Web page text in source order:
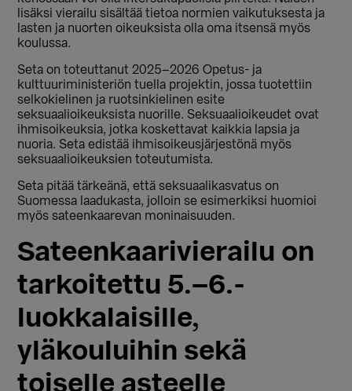
lisäksi vierailu sisältää tietoa normien vaikutuksesta ja
lasten ja nuorten oikeuksista olla oma itsensä myös
koulussa.
Seta on toteuttanut 2025–2026 Opetus- ja
kulttuuriministeriön tuella projektin, jossa tuotettiin
selkokielinen ja ruotsinkielinen esite
seksuaalioikeuksista nuorille. Seksuaalioikeudet ovat
ihmisoikeuksia, jotka koskettavat kaikkia lapsia ja
nuoria. Seta edistää ihmisoikeusjärjestönä myös
seksuaalioikeuksien toteutumista.
Seta pitää tärkeänä, että seksuaalikasvatus on
Suomessa laadukasta, jolloin se esimerkiksi huomioi
myös sateenkaarevan moninaisuuden.
Sateenkaarivierailu on
tarkoitettu 5.–6.-
luokkalaisille,
yläkouluihin sekä
toiselle asteelle